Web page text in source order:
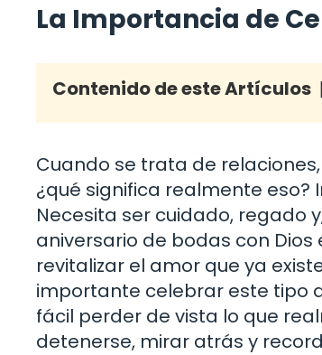
La Importancia de
Contenido de este Artículos
Cuando se trata de
¿qué significa realmente
Necesita ser cuidado, regado
aniversario de bodas con
revitalizar el amor que ya
importante celebrar este tipo
fácil perder de vista lo que
detenerse, mirar atrás y